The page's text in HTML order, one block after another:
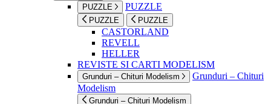
PUZZLE
PUZZLE
PUZZLE PUZZLE
CASTORLAND
REVELL
HELLER
REVISTE SI CARTI MODELISM
Grunduri – Chituri Modelism
Grunduri – Chituri
Modelism
Grunduri – Chituri Modelism